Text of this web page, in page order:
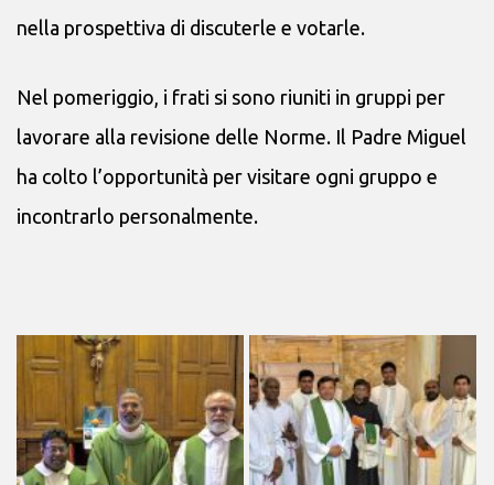
nella prospettiva di discuterle e votarle.
Nel pomeriggio, i frati si sono riuniti in gruppi per
lavorare alla revisione delle Norme. Il Padre Miguel
ha colto l’opportunità per visitare ogni gruppo e
incontrarlo personalmente.